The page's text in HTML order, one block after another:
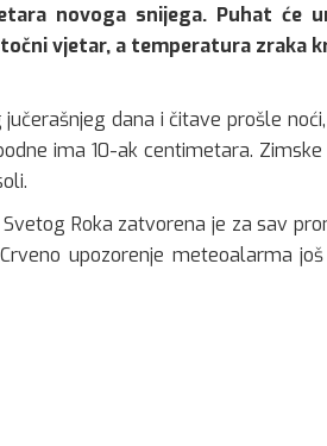
novoga snijega. Puhat će
vjetar, a temperatura zraka
dana i čitave prošle
ima 10-ak centimetara.
Roka zatvorena je za sav
upozorenje meteoalarma